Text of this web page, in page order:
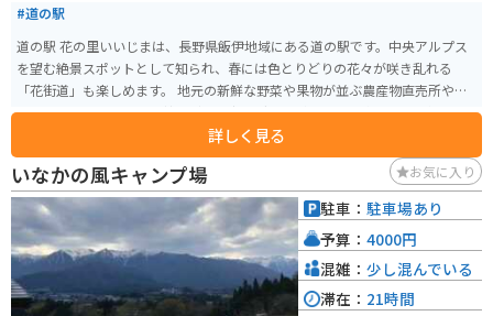
#道の駅
道の駅 花の里いいじまは、長野県飯伊地域にある道の駅です。中央アルプス
を望む絶景スポットとして知られ、春には色とりどりの花々が咲き乱れる
「花街道」も楽しめます。 地元の新鮮な野菜や果物が並ぶ農産物直売所や、
手打ちそばやソースカツ丼などのご当地グルメが味わえる飲食店も人気で
す。特におすすめは、地元産のそば粉を使った「天龍そば」です。 バイクで
訪れる場合、道の駅には広い駐車場が完備されているので安心です。周辺に
は、中央アルプスを望むワインディングロードなど、ツーリングに最適なル
ートも充実しています。 お土産には、地元産のりんごを使ったジュースやジ
ャム、そばを使ったお菓子などがおすすめです。
詳しく見る
いなかの風キャンプ場 お気に入り
駐車： 駐車場あり
予算： 4000円
混雑： 少し混んでいる
滞在： 21時間